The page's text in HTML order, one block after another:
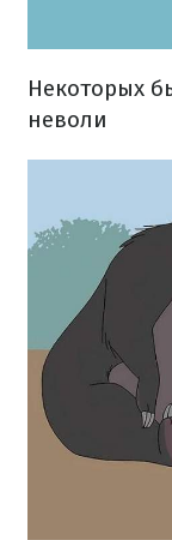
Некоторых
неволи